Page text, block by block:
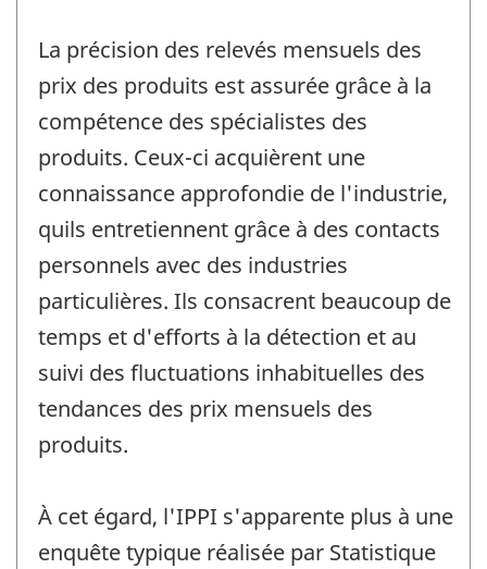
La précision des relevés mensuels des
prix des produits est assurée grâce à la
compétence des spécialistes des
produits. Ceux-ci acquièrent une
connaissance approfondie de l'industrie,
quils entretiennent grâce à des contacts
personnels avec des industries
particulières. Ils consacrent beaucoup de
temps et d'efforts à la détection et au
suivi des fluctuations inhabituelles des
tendances des prix mensuels des
produits.
À cet égard, l'IPPI s'apparente plus à une
enquête typique réalisée par Statistique